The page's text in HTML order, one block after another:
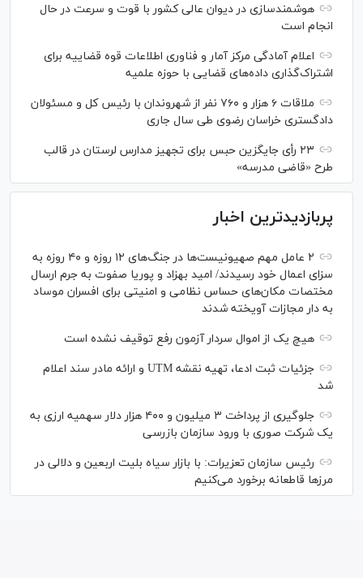
هوشمندسازی در دیوان عالی کشور با قوت و سرعت در حال
انجام است
اعلام آمادگی مرکز آمار و فناوری اطلاعات قوه قضاییه برای
اشتراک‌گذاری داده‌های قضایی با حوزه علمیه
ملاقات ۶ هزار و ۷۶۰ نفر از شهروندان با رئیس کل و مسئولان
دادگستری خراسان رضوی طی سال جاری
۲۳ رأی جایگزین حبس برای تجهیز مدارس لرستان در قالب
طرح «قاضی مدرسه»
پربازدیدترین اخبار
۲ عامل مهم صهیونیست‌ها در جنگ‌های ۱۲ روزه و ۴۰ روزه به
سزای اعمال خود رسیدند/ امید بهزاد و پوریا صفوت به جرم ارسال
مختصات مکان‌های حساس نظامی و امنیتی برای افسران موساد
به دار مجازات آویخته شدند
هیچ یک از اموال سردار آزمون رفع توقیف نشده است
جزئیات ثبت ادعا، تهیه نقشه UTM و ارائه مادر سند اعلام
شد
جلوگیری از پرداخت ۳ میلیون و ۴۰۰ هزار دلار سهمیه ارزی به
یک شرکت صوری با ورود سازمان بازرسی
رئیس سازمان تعزیرات: با بازار سیاه بلیت اربعین و دلالی در
مرز‌ها قاطعانه برخورد می‌کنیم